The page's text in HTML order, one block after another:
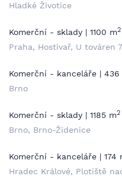
Hladké Životice
Komerční - sklady | 1100 m2
Praha, Hostivař, U továren
Komerční - kanceláře | 436
Brno
Komerční - sklady | 1185 m2
Brno, Brno-Židenice
Komerční - kanceláře | 174
Hradec Králové, Plotiště